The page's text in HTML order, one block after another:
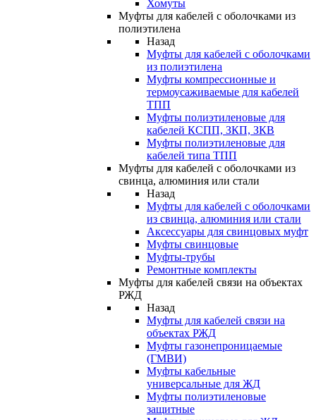
Хомуты
Муфты для кабелей с оболочками из
полиэтилена
Назад
Муфты для кабелей с оболочками
из полиэтилена
Муфты компрессионные и
термоусаживаемые для кабелей
ТПП
Муфты полиэтиленовые для
кабелей КСПП, ЗКП, ЗКВ
Муфты полиэтиленовые для
кабелей типа ТПП
Муфты для кабелей с оболочками из
свинца, алюминия или стали
Назад
Муфты для кабелей с оболочками
из свинца, алюминия или стали
Аксессуары для свинцовых муфт
Муфты свинцовые
Муфты-трубы
Ремонтные комплекты
Муфты для кабелей связи на объектах
РЖД
Назад
Муфты для кабелей связи на
объектах РЖД
Муфты газонепроницаемые
(ГМВИ)
Муфты кабельные
универсальные для ЖД
Муфты полиэтиленовые
защитные